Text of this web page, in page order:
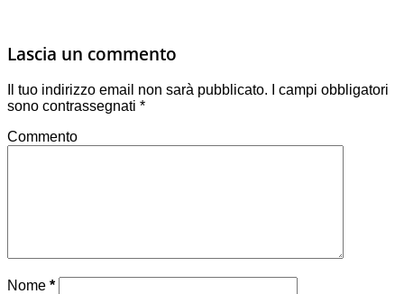
Lascia un commento
Il tuo indirizzo email non sarà pubblicato. I campi obbligatori
sono contrassegnati *
Commento
Nome *